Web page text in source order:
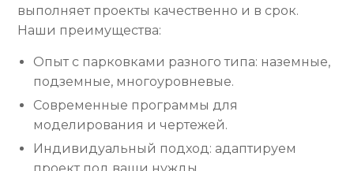
выполняет проекты качественно и в срок.
Наши преимущества:
Опыт с парковками разного типа: наземные,
подземные, многоуровневые.
Современные программы для
моделирования и чертежей.
Индивидуальный подход: адаптируем